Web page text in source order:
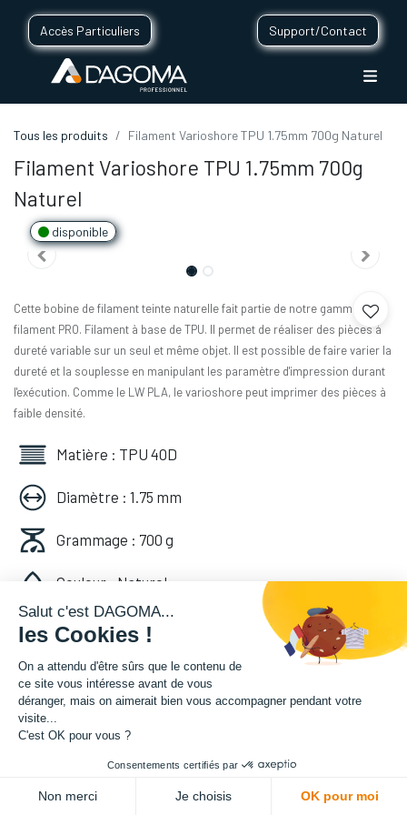
Accès Particuliers Support/Contact
Tous les produits Filament Varioshore TPU 1.75mm 700g Naturel
Filament Varioshore TPU 1.75mm 700g
Naturel
disponible
Cette bobine de filament teinte naturelle fait partie de notre gamme de
filament PRO. Filament à base de TPU. Il permet de réaliser des pièces à
dureté variable sur un seul et même objet. Il est possible de faire varier la
dureté et la souplesse en manipulant les paramètre d'impression durant
l'exécution. Comme le LW PLA, le varioshore peut imprimer des pièces à
faible densité.
Matière : TPU 40D
Diamètre : 1.75 mm
Grammage : 700 g
Couleur : Naturel
Facilité d'utilisation : Intermédiaire
65,00€HT
(65,00€ TVA comprise)
Salut c'est DAGOMA...
les Cookies !
On a attendu d'être sûrs que le contenu de
ce site vous intéresse avant de vous
déranger, mais on aimerait bien vous accompagner pendant votre
visite...
C'est OK pour vous ?
Consentements certifiés par
Non merci Je choisis OK pour moi